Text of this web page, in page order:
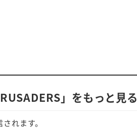
」をもっと見る
れます。